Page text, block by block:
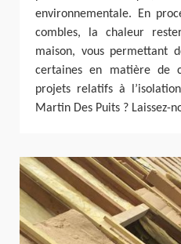
environnementale. En
combles, la chaleur
maison, vous permettant
certaines en matière de
projets relatifs à
Martin Des Puits ? Laissez-